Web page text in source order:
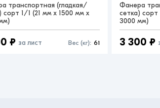
транспортная (гладкая/
сорт 1/1 (21 мм x 1500 мм x
₽ за лист Вес (кг): 61
Фанера
сетка)
3000 мм)
3 300 ₽